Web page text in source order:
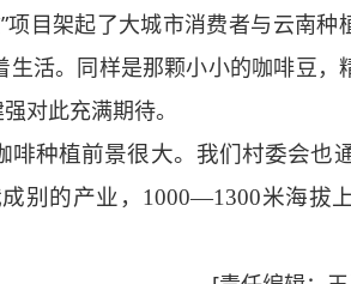
目架起了大城市消费者与云南种
活。同样是那颗小小的咖啡豆，
对此充满期待。
种植前景很大。我们村委会也
别的产业，1000—1300米海拔